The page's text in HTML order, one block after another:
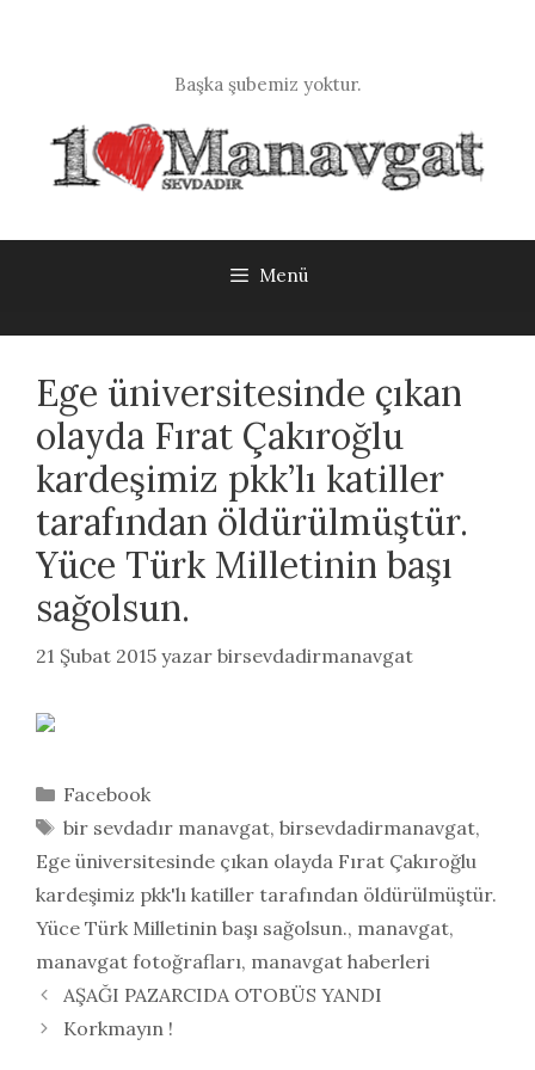
Başka şubemiz yoktur.
Menü
Ege üniversitesinde çıkan
olayda Fırat Çakıroğlu
kardeşimiz pkk’lı katiller
tarafından öldürülmüştür.
Yüce Türk Milletinin başı
sağolsun.
21 Şubat 2015 yazar birsevdadirmanavgat
Kategoriler
Facebook
Etiketler
bir sevdadır manavgat, birsevdadirmanavgat,
Ege üniversitesinde çıkan olayda Fırat Çakıroğlu
kardeşimiz pkk'lı katiller tarafından öldürülmüştür.
Yüce Türk Milletinin başı sağolsun., manavgat,
manavgat fotoğrafları, manavgat haberleri
AŞAĞI PAZARCIDA OTOBÜS YANDI
Korkmayın !